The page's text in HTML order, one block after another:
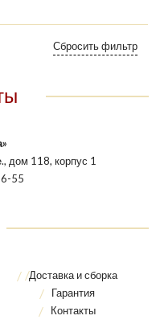
дом 118, корпус 1
55
Доставка и сборка
Гарантия
Контакты